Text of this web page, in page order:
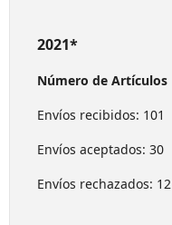
2021*
Número de Artículos
Envíos recibidos: 101
Envíos aceptados: 30
Envíos rechazados: 12